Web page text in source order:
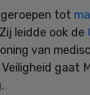
tot
leidde ook de
van
gaat